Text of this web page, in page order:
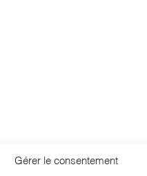
Gérer le consentement